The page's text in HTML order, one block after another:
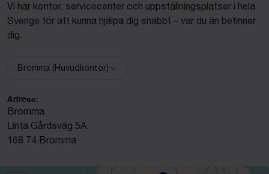
Vi har kontor, servicecenter och uppställningsplatser i hela
Sverige för att kunna hjälpa dig snabbt – var du än befinner
dig.
Välj anläggning:
Bromma (Huvudkontor)
Adress:
Bromma
Linta Gårdsväg 5A
168 74 Bromma